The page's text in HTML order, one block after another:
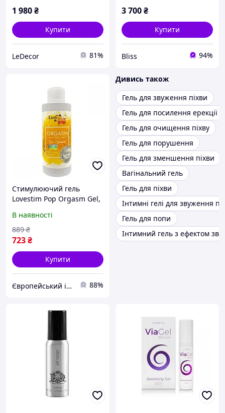
1 980₴
Купити
LeDecor 81%
3 700₴
Купити
Bliss 94%
Стимулюючий гель
Lovestim Pop Orgasm Gel,
В наявності
723₴
889 ₴
Купити
Європейський інтим-маркет 88%
Дивись також
Гель для звуження піхви
Гель для посилення ерекції
Гель для очищення піхву
Гель для порушення
Гель для зменшення піхви
Вагінальний гель
Гель для піхви
Інтимні гелі для звуження
Гель для попи
Інтимний гель з ефектом